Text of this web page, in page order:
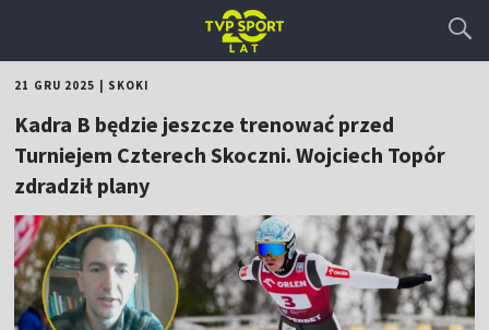
21 GRU 2025 SKOKI
Kadra B będzie jeszcze trenować przed
Turniejem Czterech Skoczni. Wojciech Topór
zdradził plany